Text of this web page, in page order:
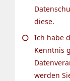
diese.
Ich habe
Kenntnis
werden